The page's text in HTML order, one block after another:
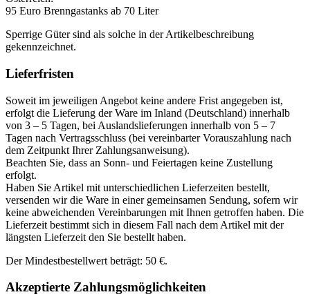
95 Euro Brenngastanks ab 70 Liter
Sperrige Güter sind als solche in der Artikelbeschreibung
gekennzeichnet.
Lieferfristen
Soweit im jeweiligen Angebot keine andere Frist angegeben ist,
erfolgt die Lieferung der Ware im Inland (Deutschland) innerhalb
von 3 – 5 Tagen, bei Auslandslieferungen innerhalb von 5 – 7
Tagen nach Vertragsschluss (bei vereinbarter Vorauszahlung nach
dem Zeitpunkt Ihrer Zahlungsanweisung).
Beachten Sie, dass an Sonn- und Feiertagen keine Zustellung
erfolgt.
Haben Sie Artikel mit unterschiedlichen Lieferzeiten bestellt,
versenden wir die Ware in einer gemeinsamen Sendung, sofern wir
keine abweichenden Vereinbarungen mit Ihnen getroffen haben. Die
Lieferzeit bestimmt sich in diesem Fall nach dem Artikel mit der
längsten Lieferzeit den Sie bestellt haben.
Der Mindestbestellwert beträgt: 50 €.
Akzeptierte Zahlungsmöglichkeiten